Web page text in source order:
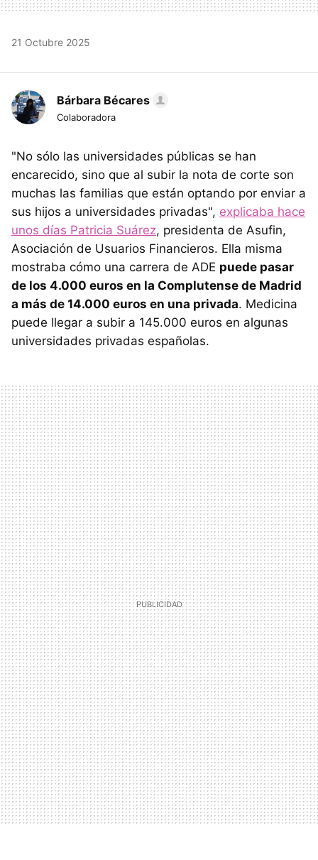
21 Octubre 2025
Bárbara Bécares
Colaboradora
"No sólo las universidades públicas se han
encarecido, sino que al subir la nota de corte son
muchas las familias que están optando por enviar a
sus hijos a universidades privadas", explicaba hace
unos días Patricia Suárez, presidenta de Asufin,
Asociación de Usuarios Financieros. Ella misma
mostraba cómo una carrera de ADE puede pasar
de los 4.000 euros en la Complutense de Madrid
a más de 14.000 euros en una privada. Medicina
puede llegar a subir a 145.000 euros en algunas
universidades privadas españolas.